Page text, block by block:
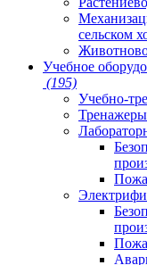
сельском
Учебное
(195)
Учебно-
Тренажеры